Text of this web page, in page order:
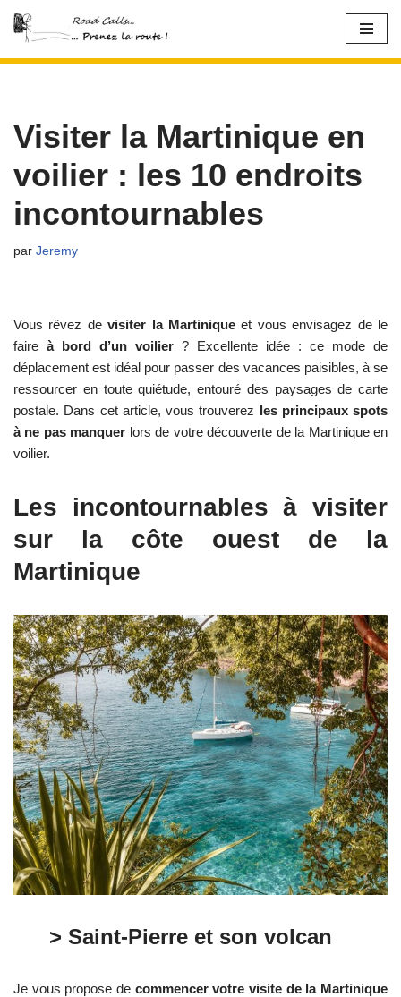
Aller
Visiter la Martinique en
voilier : les 10 endroits
incontournables
par Jeremy
Vous rêvez devisiter la Martinique et vous envisagez de le
faire à bord d’un voilier ? Excellente idée : ce mode de
déplacement est idéal pour passer des vacances paisibles, à se
ressourcer en toute quiétude, entouré des paysages de carte
postale. Dans cet article, vous trouverez les principaux spots
à ne pas manquer lors de votre découverte de la Martinique en
voilier.
Les incontournables à visiter
sur la côte ouest de la
Martinique
> Saint-Pierre et son volcan
Je vous propose de commencer votre visite de la Martinique